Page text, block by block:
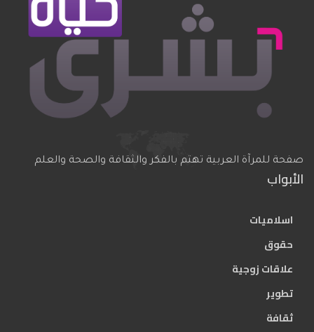
صفحة للمرآة العربية تهتم بالفكر والثقافة والصحة والعلم
الأبواب
اسلاميات
حقوق
علاقات زوجية
تطوير
ثقافة